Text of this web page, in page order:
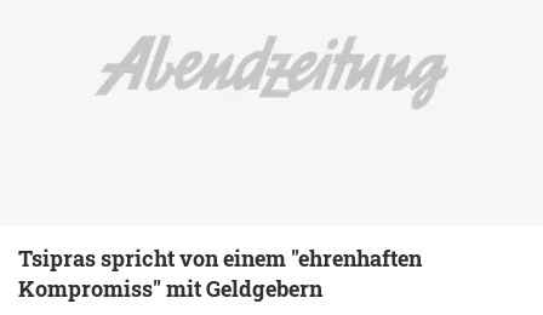
Tsipras spricht von einem "ehrenhaften
Kompromiss" mit Geldgebern